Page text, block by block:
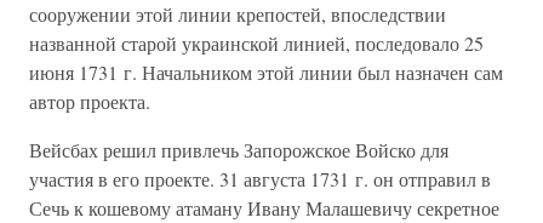
сооружении этой линии крепостей, впоследствии
названной старой украинской линией, последовало 25
июня 1731 г. Начальником этой линии был назначен сам
автор проекта.
Вейсбах решил привлечь Запорожское Войско для
участия в его проекте. 31 августа 1731 г. он отправил в
Сечь к кошевому атаману Ивану Малашевичу секретное